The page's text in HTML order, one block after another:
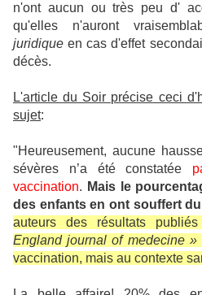
n'ont aucun ou très peu d'
qu'elles n'auront
juridique en cas d'effet
décès.
L'article du Soir précise ceci
sujet:
"Heureusement, aucune
sévères n’a été constatée
vaccination. Mais le
des enfants en ont souffert
auteurs des résultats
England journal of medecine »
vaccination, mais au contexte